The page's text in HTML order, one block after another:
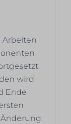
Arbeiten
wird
Ende